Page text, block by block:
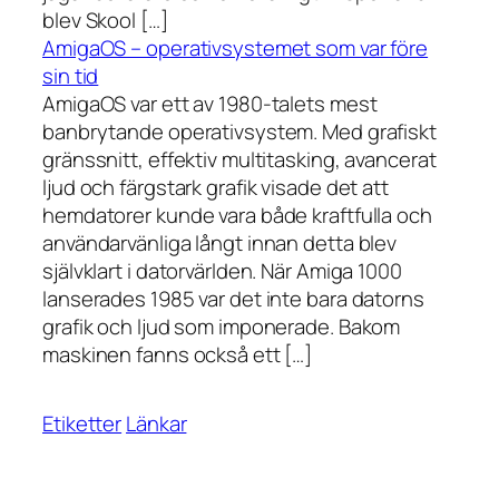
blev Skool […]
AmigaOS – operativsystemet som var före
sin tid
AmigaOS var ett av 1980-talets mest
banbrytande operativsystem. Med grafiskt
gränssnitt, effektiv multitasking, avancerat
ljud och färgstark grafik visade det att
hemdatorer kunde vara både kraftfulla och
användarvänliga långt innan detta blev
självklart i datorvärlden. När Amiga 1000
lanserades 1985 var det inte bara datorns
grafik och ljud som imponerade. Bakom
maskinen fanns också ett […]
EtiketterLänkar